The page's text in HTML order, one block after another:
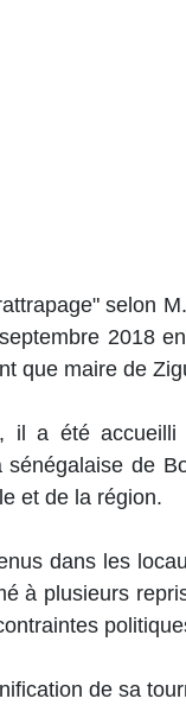
selon
2018
que maire de
il a été
de
et de la région.
dans les
à plusieurs
de sa